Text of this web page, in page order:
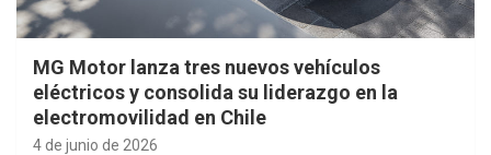
MG Motor lanza tres nuevos vehículos
eléctricos y consolida su liderazgo en la
electromovilidad en Chile
4 de junio de 2026